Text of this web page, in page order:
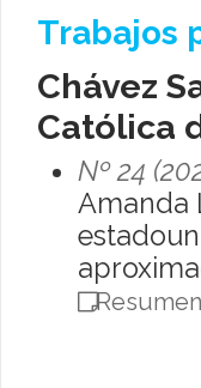
Trabajos
Chávez
Católica
Nº 24
Amanda
Resumen